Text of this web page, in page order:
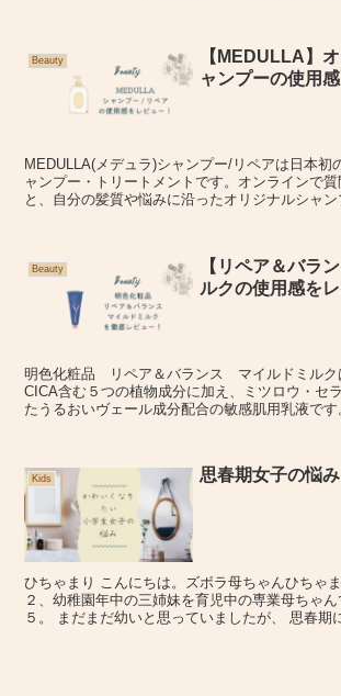
Beauty
【MEDULLA】
ャンプーの使用
MEDULLA(メデュラ)シャンプー/リペアは日本初
ャンプー・トリートメントです。オンラインで
と、自分の髪質や悩みに沿ったオリジナルシャ
Beauty
【リペア＆バラ
ルクの使用感をレ
明色化粧品 リペア＆バランス マイルドミルク
CICA含む５つの植物成分に加え、ミツロウ・セ
たうるおいヴェール成分配合の敏感肌用乳液です
Kids 思春期女子の悩
ひちゃまり こんにちは。ズボラ母ちゃんひちゃ
２、幼稚園年中の三姉妹を育児中の専業母ちゃ
５。 まだまだ幼いと思っていましたが、 思春期